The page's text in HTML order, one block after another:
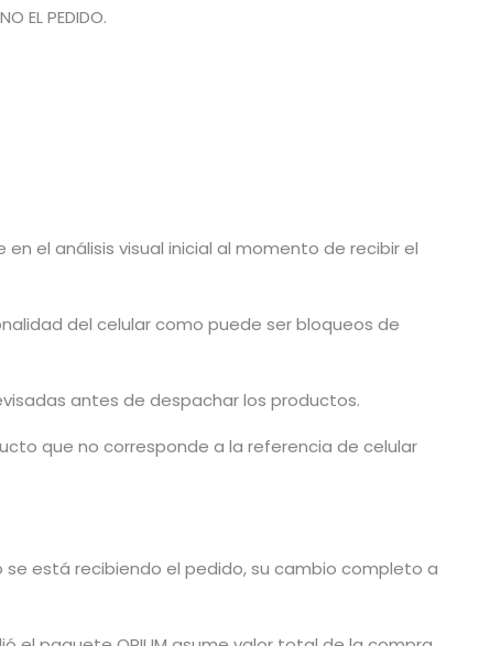
EL PEDIDO.
el análisis visual inicial al momento de recibir el
del celular como puede ser bloqueos de
antes de despachar los productos.
que no corresponde a la referencia de celular
está recibiendo el pedido, su cambio completo a